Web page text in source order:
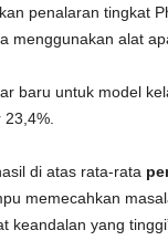
penalaran tingkat
menggunakan alat
baru untuk model
di atas rata-rata
memecahkan
keandalan yang